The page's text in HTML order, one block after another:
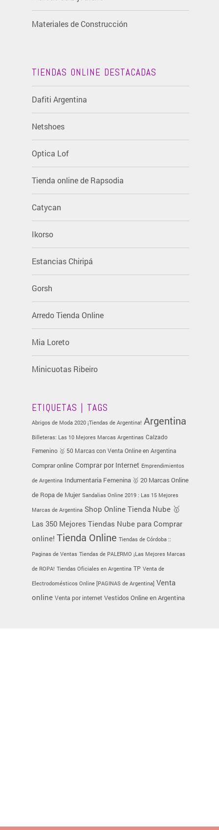
Materiales de Construcción
TIENDAS ONLINE DESTACADAS
Dafiti Argentina
Netshoes
Optica Lof
Tienda online de Rapsodia
Catycan
Ikorso
Estancias Chiripá
Gorsh
Arredo Tienda Online
Mia Loreto
Minicuotas Ribeiro
ETIQUETAS | TAGS
Abrigos de Moda 2020 ¡Tiendas de Argentina! Argentina
Billeteras: Las 10 Mejores Marcas Argentinas Calzado
Femenino 🥇 50 Marcas con Venta Online en Argentina
Comprar online Comprar por Internet Emprendimientos
de Argentina Indumentaria Femenina 🥇 20 Marcas Online
de Ropa de Mujer Sandalias Online 2019 : Las 15 Mejores
Marcas de Argentina Shop Online Tienda Nube 🥇
Las 350 Mejores Tiendas Nube para Comprar
online! Tienda Online Tiendas de Córdoba ::
Paginas de Ventas Tiendas de PALERMO ¡Las Mejores Marcas
de ROPA! Tiendas Oficiales en Argentina TP Venta de
Electrodomésticos Online [PAGINAS de Argentina] Venta
online Venta por internet Vestidos Online en Argentina